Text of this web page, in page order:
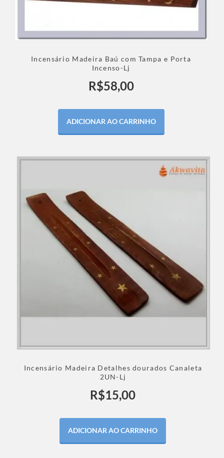
Incensário Madeira Baú com Tampa e Porta
Incenso-Lj
R$58,00
ADICIONAR AO CARRINHO
Incensário Madeira Detalhes dourados Canaleta
2UN-Lj
R$15,00
ADICIONAR AO CARRINHO